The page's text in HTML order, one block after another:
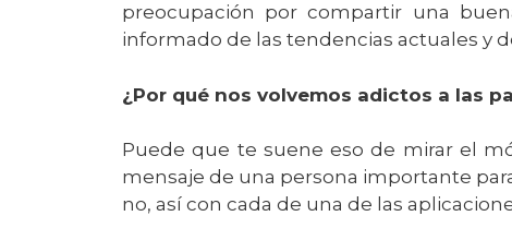
preocupación por compartir una
informado de las tendencias actuales y
¿Por qué nos volvemos adictos a las
Puede que te suene eso de mirar el
mensaje de una persona importante
no, así con cada de una de las